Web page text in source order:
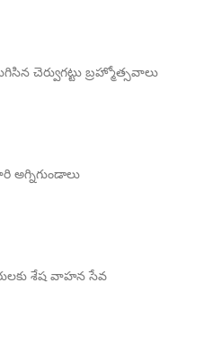
చెర్వుగట్టు బ్రహ్మోత్సవాలు
శేష వాహన సేవ